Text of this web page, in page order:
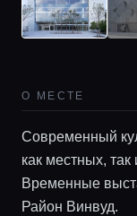
О МЕСТЕ
Современный
как местных,
Временные
Район Винвуд.